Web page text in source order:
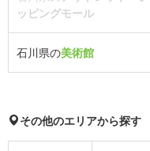
ッピングモール
石川県の美術館
その他のエリアから探す